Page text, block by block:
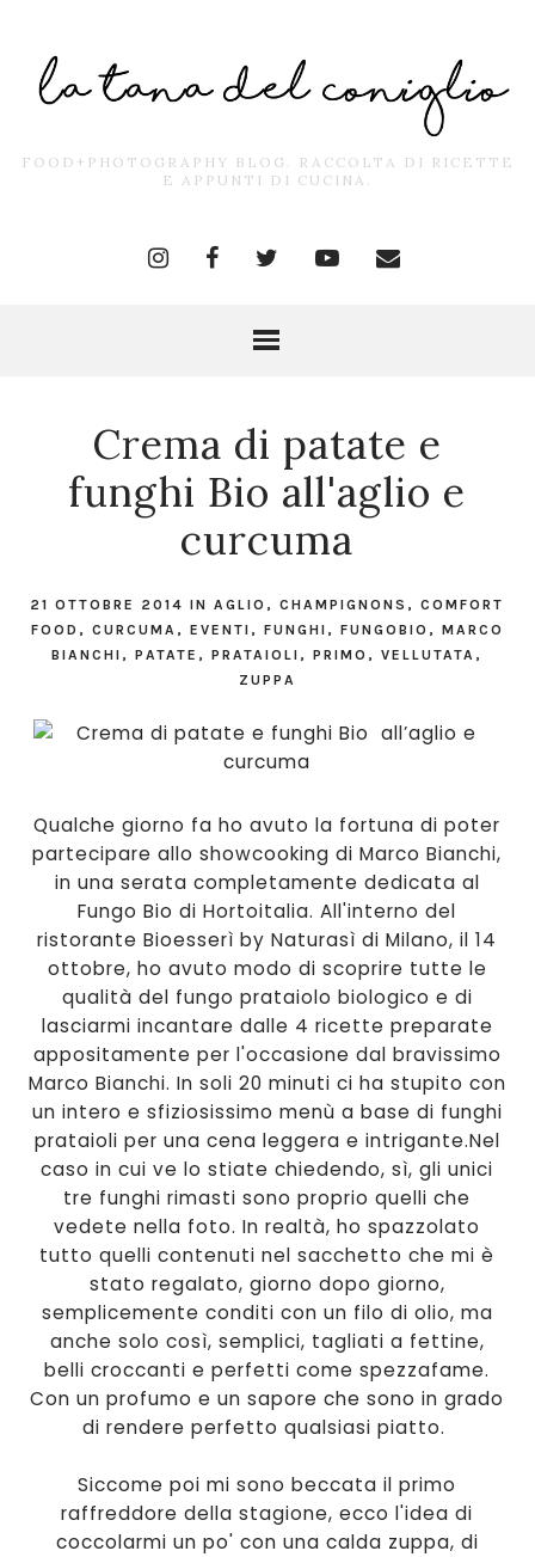
FOOD+PHOTOGRAPHY BLOG. RACCOLTA DI RICETTE
E APPUNTI DI CUCINA.
Crema di patate e
funghi Bio all'aglio e
curcuma
21 OTTOBRE 2014INAGLIO ,CHAMPIGNONS ,COMFORT
FOOD , CURCUMA , EVENTI , FUNGHI , FUNGOBIO , MARCO
BIANCHI ,PATATE ,PRATAIOLI ,PRIMO ,VELLUTATA ,
ZUPPA
Qualche giorno fa ho avuto la fortuna di poter
partecipare allo showcooking di Marco Bianchi,
in una serata completamente dedicata al
Fungo Bio di Hortoitalia. All'interno del
ristorante Bioesserì by Naturasì di Milano, il 14
ottobre, ho avuto modo di scoprire tutte le
qualità del fungo prataiolo biologico e di
lasciarmi incantare dalle 4 ricette preparate
appositamente per l'occasione dal bravissimo
Marco Bianchi. In soli 20 minuti ci ha stupito con
un intero e sfiziosissimo menù a base di funghi
prataioli per una cena leggera e intrigante.Nel
caso in cui ve lo stiate chiedendo, sì, gli unici
tre funghi rimasti sono proprio quelli che
vedete nella foto. In realtà, ho spazzolato
tutto quelli contenuti nel sacchetto che mi è
stato regalato, giorno dopo giorno,
semplicemente conditi con un filo di olio, ma
anche solo così, semplici, tagliati a fettine,
belli croccanti e perfetti come spezzafame.
Con un profumo e un sapore che sono in grado
di rendere perfetto qualsiasi piatto.
Siccome poi mi sono beccata il primo
raffreddore della stagione, ecco l'idea di
coccolarmi un po' con una calda zuppa, di